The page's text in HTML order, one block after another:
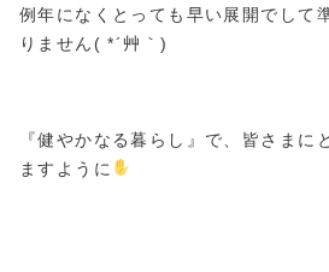
例年になくとっても早い展開でして
りません( *´艸｀)
『健やかなる暮らし』で、皆さまに
ますように